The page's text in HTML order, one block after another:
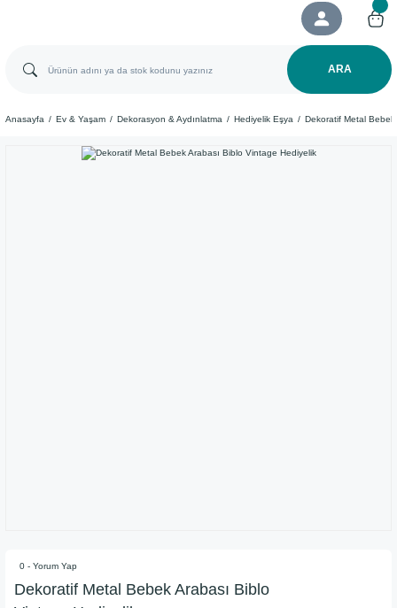
ARA
Anasayfa Ev & Yaşam Dekorasyon & Aydınlatma Hediyelik Eşya Dekoratif Metal
0 - Yorum Yap
Dekoratif Metal Bebek Arabası Biblo